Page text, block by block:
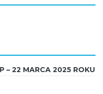
– 22 MARCA 2025 ROKU